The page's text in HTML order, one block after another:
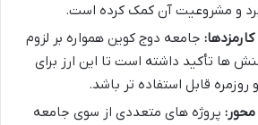
و مشروعیت آن کمک کرده است.
جامعه دوج کوین همواره بر لزوم
ها تأکید داشته است تا این ارز برای
قابل استفاده تر باشد.
پروژه های متعددی از سوی جامعه